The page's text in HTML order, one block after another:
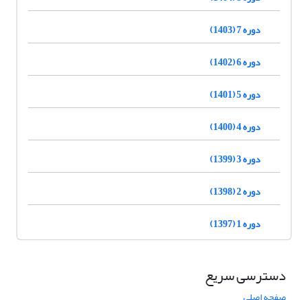
دوره 7 (1403)
دوره 6 (1402)
دوره 5 (1401)
دوره 4 (1400)
دوره 3 (1399)
دوره 2 (1398)
دوره 1 (1397)
دسترسی سریع